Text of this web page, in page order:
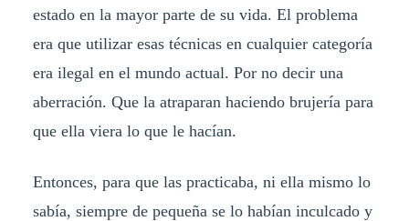
estado en la mayor parte de su vida. El problema
era que utilizar esas técnicas en cualquier categoría
era ilegal en el mundo actual. Por no decir una
aberración. Que la atraparan haciendo brujería para
que ella viera lo que le hacían.
Entonces, para que las practicaba, ni ella mismo lo
sabía, siempre de pequeña se lo habían inculcado y